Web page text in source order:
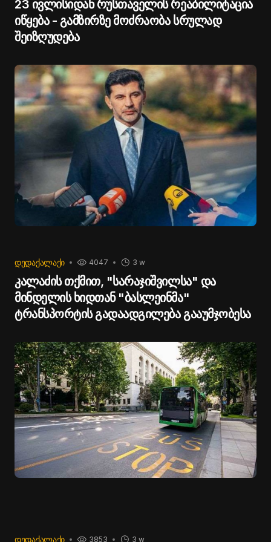
23 ივლისიდან რუსთაველის რეაბილიტაცია
იწყება - გამზირზე მოძრაობა სრულად
შეიზღუდება
ᲓᲔᲓᲐᲥᲐᲚᲐᲥᲘ 3 w
4047
კალაძის თქმით, "სარაჯიშვილსა" და
მინდელის ხიდთან "ბასლეინმა"
ტრანსპორტის გადაადგილება გააუმჯობესა
ᲓᲔᲓᲐᲥᲐᲚᲐᲥᲘ 3 w
3853